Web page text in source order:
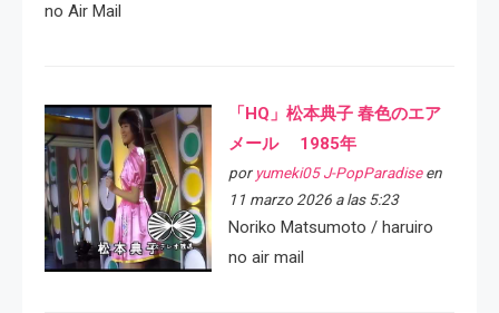
no Air Mail
「HQ」松本典子 春色のエア
メール 1985年
por yumeki05 J-PopParadiseen
11 marzo 2026 a las 5:23
Noriko Matsumoto / haruiro
no air mail